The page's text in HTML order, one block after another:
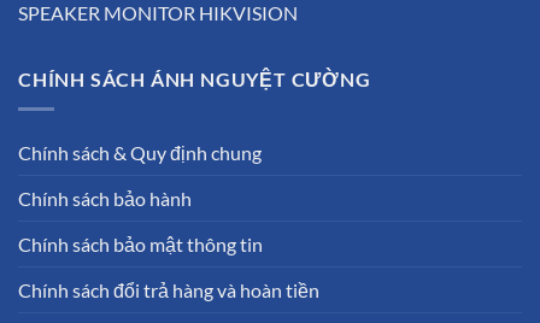
SPEAKER MONITOR HIKVISION
CHÍNH SÁCH ÁNH NGUYỆT CƯỜNG
Chính sách & Quy định chung
Chính sách bảo hành
Chính sách bảo mật thông tin
Chính sách đổi trả hàng và hoàn tiền